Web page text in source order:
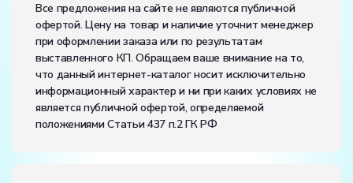
Потребляемая мощность, В·А:1000
Электропитание:
напряжение, В:220
частота, Гц:50
Класс защиты от поражения электрическим током:
Диапазон рабочих температур, ˚С:+10…+35
Влажность, %:до 80
отверстие с острой кромкой;
отверстие со скругленной кромкой;
внутренний цилиндрический насадок;
Все предложения на сайте не являются публичной
офертой. Цену на товар и наличие уточнит менеджер
при оформлении заказа или по результатам
выставленного КП. Обращаем ваше внимание на то,
что данный интернет-каталог носит исключительно
информационный характер и ни при каких условиях не
является публичной офертой, определяемой
положениями Статьи 437 п.2 ГК РФ